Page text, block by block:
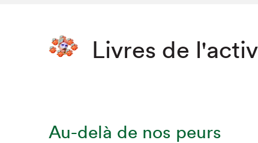
Livres de
Au-delà de nos peurs